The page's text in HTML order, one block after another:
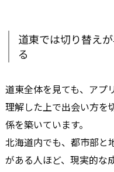
道東では切り替え
る
道東全体を見ても、アプ
理解した上で出会い方を
係を築いています。
北海道内でも、都市部と
がある人ほど、現実的な